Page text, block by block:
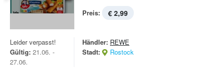
Preis: € 2,99
Leider verpasst!
Gültig: 21.06. -
27.06.
Händler: REWE
Stadt:
Rostock